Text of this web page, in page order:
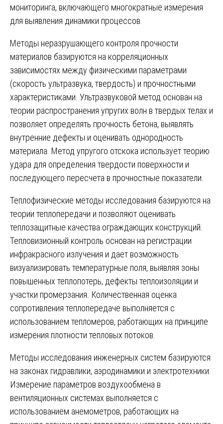
мониторинга, включающего многократные измерения
для выявления динамики процессов.
Методы неразрушающего контроля прочности
материалов базируются на корреляционных
зависимостях между физическими параметрами
(скорость ультразвука, твердость) и прочностными
характеристиками. Ультразвуковой метод основан на
теории распространения упругих волн в твердых телах и
позволяет определять прочность бетона, выявлять
внутренние дефекты и оценивать однородность
материала. Метод упругого отскока использует теорию
удара для определения твердости поверхности и
последующего пересчета в прочностные показатели.
Теплофизические методы исследования базируются на
теории теплопередачи и позволяют оценивать
теплозащитные качества ограждающих конструкций.
Тепловизионный контроль основан на регистрации
инфракрасного излучения и дает возможность
визуализировать температурные поля, выявляя зоны
повышенных теплопотерь, дефекты теплоизоляции и
участки промерзания. Количественная оценка
сопротивления теплопередаче выполняется с
использованием тепломеров, работающих на принципе
измерения плотности тепловых потоков.
Методы исследования инженерных систем базируются
на законах гидравлики, аэродинамики и электротехники.
Измерение параметров воздухообмена в
вентиляционных системах выполняется с
использованием анемометров, работающих на